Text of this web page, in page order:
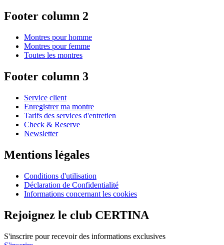
Footer column 2
Montres pour homme
Montres pour femme
Toutes les montres
Footer column 3
Service client
Enregistrer ma montre
Tarifs des services d'entretien
Check & Reserve
Newsletter
Mentions légales
Conditions d'utilisation
Déclaration de Confidentialité
Informations concernant les cookies
Rejoignez le club CERTINA
S'inscrire pour recevoir des informations exclusives